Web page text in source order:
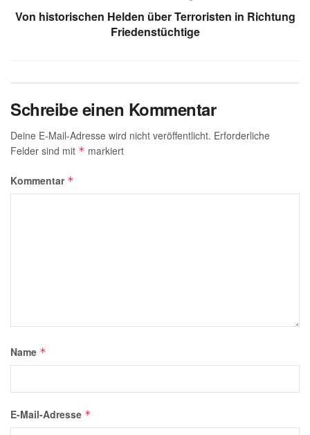
k
Von historischen Helden über Terroristen in Richtung
Friedenstüchtige
Schreibe einen Kommentar
Deine E-Mail-Adresse wird nicht veröffentlicht. Erforderliche
Felder sind mit * markiert
Kommentar *
Name *
E-Mail-Adresse *